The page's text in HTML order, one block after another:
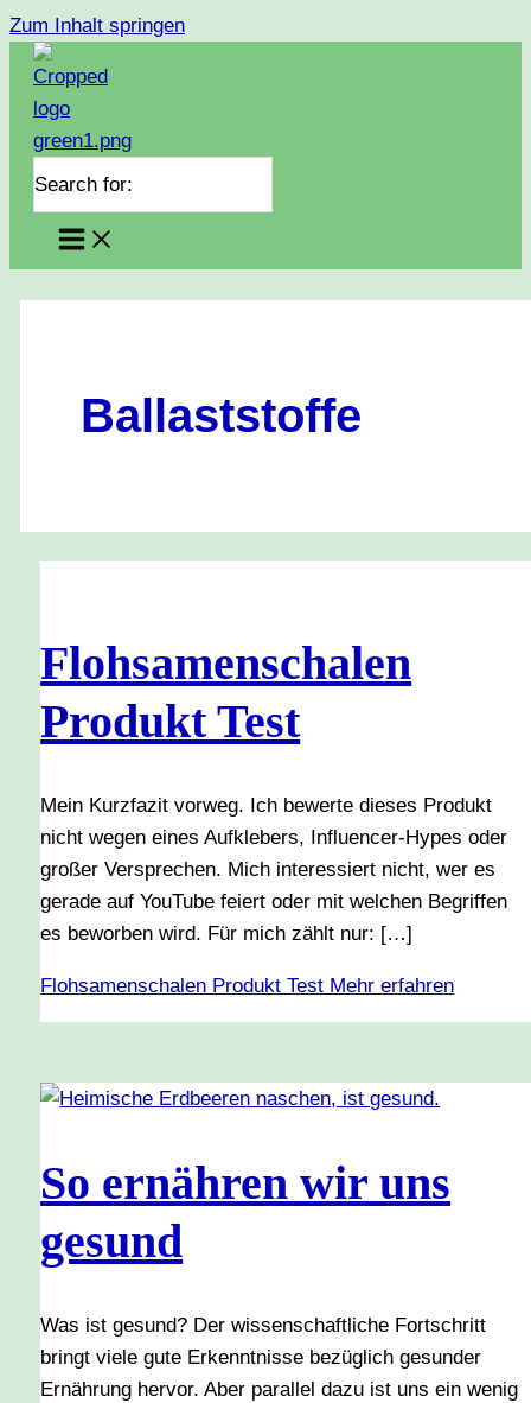
Zum Inhalt springen
Search for:
Ballaststoffe
Flohsamenschalen
Produkt Test
Mein Kurzfazit vorweg. Ich bewerte dieses Produkt
nicht wegen eines Aufklebers, Influencer-Hypes oder
großer Versprechen. Mich interessiert nicht, wer es
gerade auf YouTube feiert oder mit welchen Begriffen
es beworben wird. Für mich zählt nur: […]
Flohsamenschalen Produkt Test Mehr erfahren
So ernähren wir uns
gesund
Was ist gesund? Der wissenschaftliche Fortschritt
bringt viele gute Erkenntnisse bezüglich gesunder
Ernährung hervor. Aber parallel dazu ist uns ein wenig